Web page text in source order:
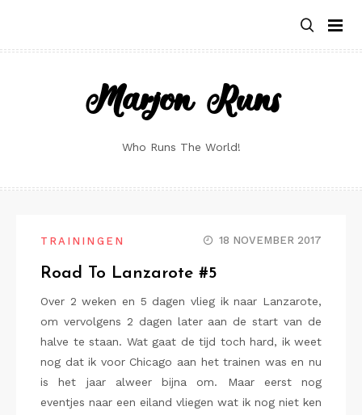
content
Marjon Runs
Who Runs The World!
TRAININGEN 18 NOVEMBER 2017
Road To Lanzarote #5
Over 2 weken en 5 dagen vlieg ik naar Lanzarote,
om vervolgens 2 dagen later aan de start van de
halve te staan. Wat gaat de tijd toch hard, ik weet
nog dat ik voor Chicago aan het trainen was en nu
is het jaar alweer bijna om. Maar eerst nog
eventjes naar een eiland vliegen wat ik nog niet ken